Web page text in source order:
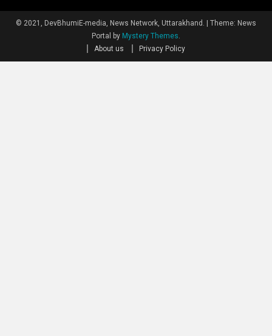
© 2021, DevBhumiE-media, News Network, Uttarakhand.
Theme: News
Portal by Mystery Themes.
About us
Privacy Policy